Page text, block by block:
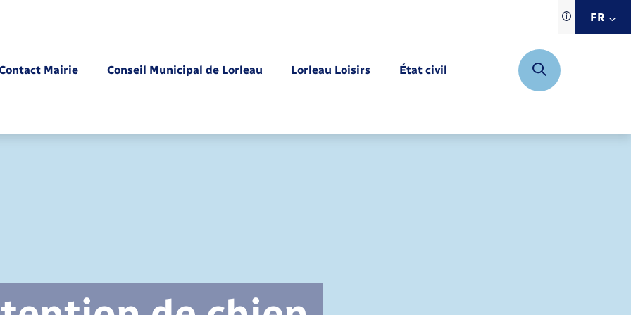
Traduction
siteFR
Mairie Conseil Municipal de Lorleau Lorleau Loisirs État civil